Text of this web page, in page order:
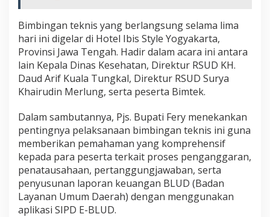
t
i
P
e
s
e
r
a
P
j
s
.
B
u
p
Bimbingan teknis yang berlangsung selama lima
hari ini digelar di Hotel Ibis Style Yogyakarta,
Provinsi Jawa Tengah. Hadir dalam acara ini antara
lain Kepala Dinas Kesehatan, Direktur RSUD KH.
Daud Arif Kuala Tungkal, Direktur RSUD Surya
Khairudin Merlung, serta peserta Bimtek.
Dalam sambutannya, Pjs. Bupati Fery menekankan
pentingnya pelaksanaan bimbingan teknis ini guna
memberikan pemahaman yang komprehensif
kepada para peserta terkait proses penganggaran,
penatausahaan, pertanggungjawaban, serta
penyusunan laporan keuangan BLUD (Badan
Layanan Umum Daerah) dengan menggunakan
aplikasi SIPD E-BLUD.